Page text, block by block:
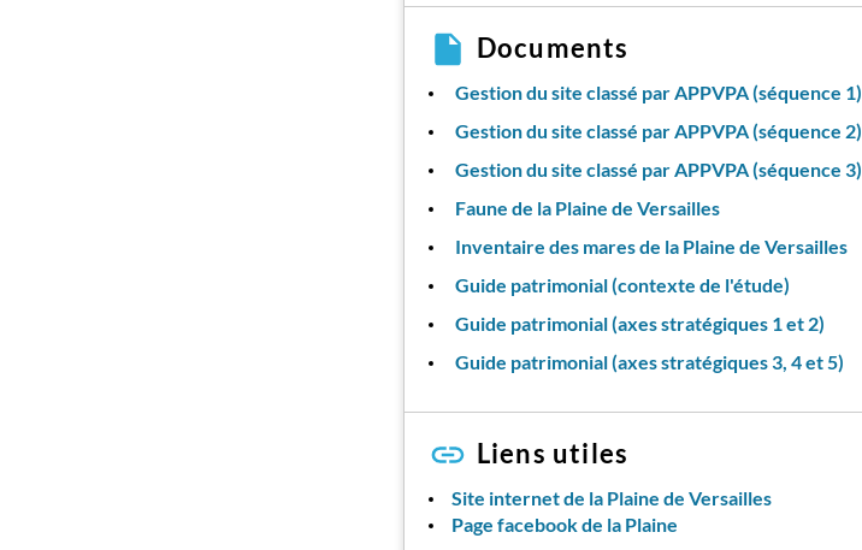
Documents
Gestion du site classé par APPVPA (séquence 1)
Gestion du site classé par APPVPA (séquence 2)
Gestion du site classé par APPVPA (séquence 3)
Faune de la Plaine de Versailles
Inventaire des mares de la Plaine de Versailles
Guide patrimonial (contexte de l'étude)
Guide patrimonial (axes stratégiques 1 et 2)
Guide patrimonial (axes stratégiques 3, 4 et 5)
Liens utiles
Site internet de la Plaine de Versailles
Page facebook de la Plaine